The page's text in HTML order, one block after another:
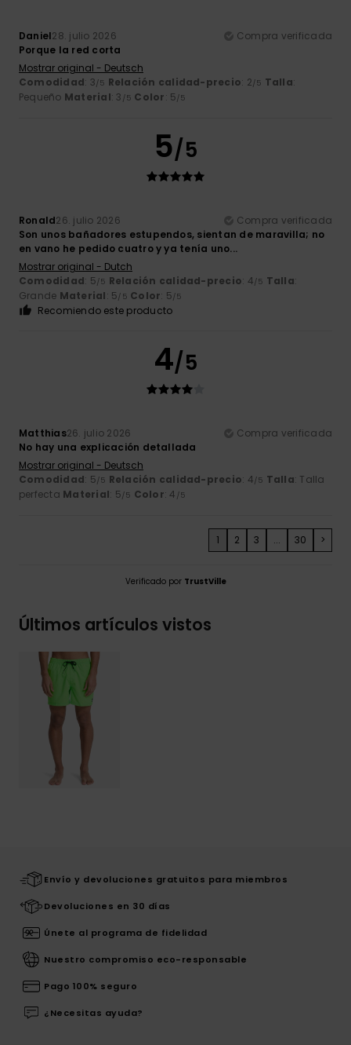
Daniel28. julio 2026
Compra verificada
Porque la red corta
Mostrar original - Deutsch
Comodidad: 3/5 Relación calidad-precio: 2/5 Talla:
Pequeño Material: 3 /5 Color: 5/5
5/5
Ronald26. julio 2026
Compra verificada
Son unos bañadores estupendos, sientan de maravilla; no
en vano he pedido cuatro y ya tenía uno...
Mostrar original - Dutch
Comodidad: 5/5 Relación calidad-precio: 4/5 Talla:
Grande Material: 5/5 Color: 5/5
Recomiendo este producto
4/5
Matthias26. julio 2026
Compra verificada
No hay una explicación detallada
Mostrar original - Deutsch
Comodidad: 5/5 Relación calidad-precio: 4/5 Talla: Talla
perfecta Material: 5/5 Color: 4 /5
1 2 3 ... 30 >
Verificado por TrustVille
Últimos artículos vistos
Envío y devoluciones gratuitos para miembros
Devoluciones en 30 días
Únete al programa de fidelidad
Nuestro compromiso eco-responsable
Pago 100% seguro
¿Necesitas ayuda?